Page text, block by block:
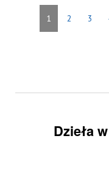
1 2 3
Dzieła